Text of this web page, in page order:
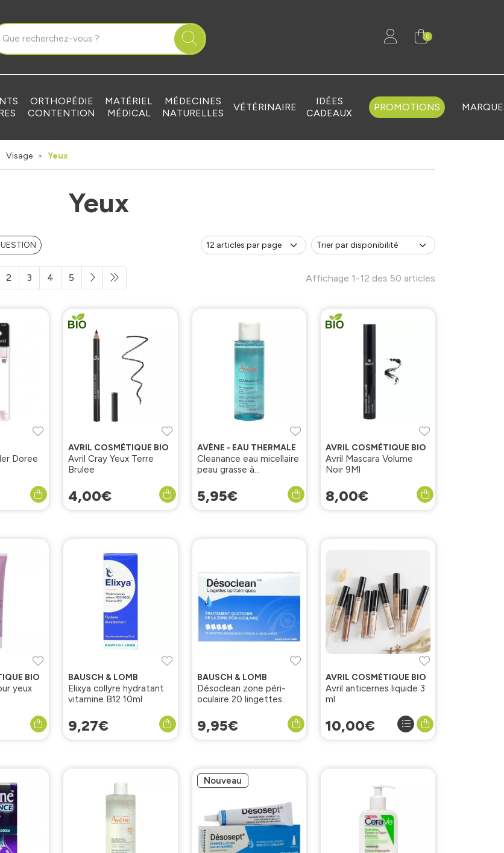
Votre pharmacie en ligne à votre service
0
ORTHOPÉDIE
CONTENTION
MATÉRIEL
MÉDICAL
MÉDECINES
NATURELLES
VÉTÉRINAIRE
IDÉES
CADEAUX
PROMOTIONS
Visage Yeux
Yeux
Affichage 1-12 des 50 articles
2 3 4 5
Doree
AVRIL COSMÉTIQUE BIO
Avril Cray Yeux Terre
Brulee
4,00€
AVÈNE - EAU THERMALE
Cleanance eau micellaire
peau grasse à
5,95€
AVRIL COSMÉTIQUE BIO
Avril Mascara Volume
Noir 9Ml
8,00€
BIO
yeux
BAUSCH & LOMB
Elixya collyre hydratant
vitamine B12 10ml
9,27€
BAUSCH & LOMB
Désoclean zone péri-
oculaire 20 lingettes
9,95€
AVRIL COSMÉTIQUE BIO
Avril anticernes liquide 3
ml
10,00€
Nouveau